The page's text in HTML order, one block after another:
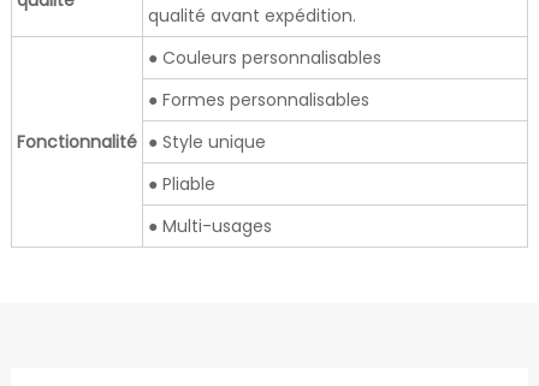
qualité avant expédition.
Fonctionnalité
● Couleurs personnalisables
● Formes personnalisables
● Style unique
● Pliable
● Multi-usages